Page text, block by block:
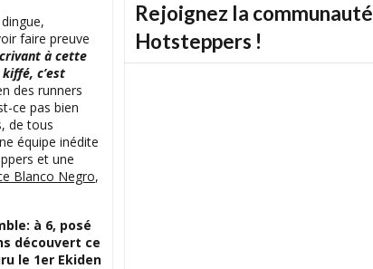
faire preuve
à cette
c’est
des runners
ce pas bien
de tous
équipe inédite
et une
Blanco Negro,
à 6, posé
découvert ce
le 1er Ekiden
Rejoignez la communauté
Hotsteppers !